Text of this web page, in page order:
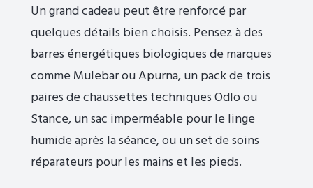
Un grand cadeau peut être renforcé par
quelques détails bien choisis. Pensez à des
barres énergétiques biologiques de marques
comme Mulebar ou Apurna, un pack de trois
paires de chaussettes techniques Odlo ou
Stance, un sac imperméable pour le linge
humide après la séance, ou un set de soins
réparateurs pour les mains et les pieds.